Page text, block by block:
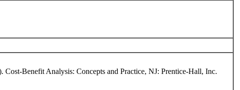
Cost-Benefit Analysis: Concepts and Practice, NJ: Prentice-Hall, Inc.